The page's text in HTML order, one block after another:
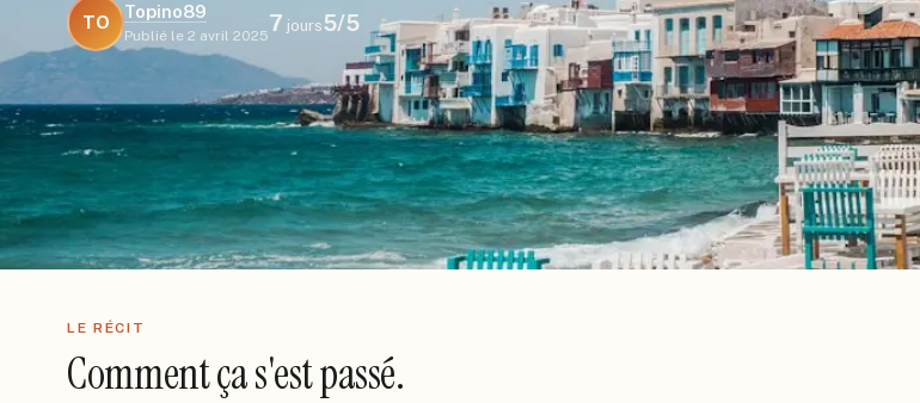
TO
Topino89
Publié le 2 avril 2025
7 jours5/5
LE RÉCIT
Comment ça s'est passé.